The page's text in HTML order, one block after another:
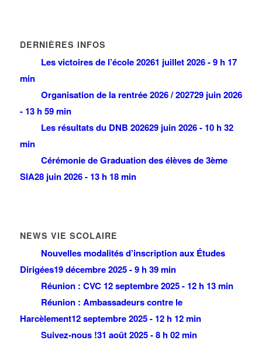
DERNIÈRES INFOS
Les victoires de l’école 20261 juillet 2026 - 9 h 17
min
Organisation de la rentrée 2026 / 202729 juin 2026
- 13 h 59 min
Les résultats du DNB 202629 juin 2026 - 10 h 32
min
Cérémonie de Graduation des élèves de 3ème
SIA28 juin 2026 - 13 h 18 min
NEWS VIE SCOLAIRE
Nouvelles modalités d’inscription aux Études
Dirigées19 décembre 2025 - 9 h 39 min
Réunion : CVC 12 septembre 2025 - 12 h 13 min
Réunion : Ambassadeurs contre le
Harcèlement12 septembre 2025 - 12 h 12 min
Suivez-nous !31 août 2025 - 8 h 02 min